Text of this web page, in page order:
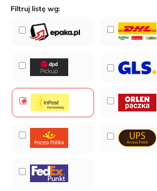
Filtruj listę wg: